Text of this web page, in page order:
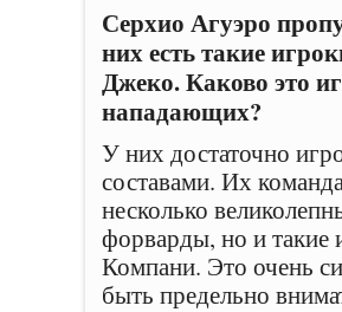
Серхио Агуэро
них есть такие
Джеко. Каково это
нападающих?
У них достаточно
составами. Их
несколько
форварды, но и такие
Компани. Это очень
быть предельно